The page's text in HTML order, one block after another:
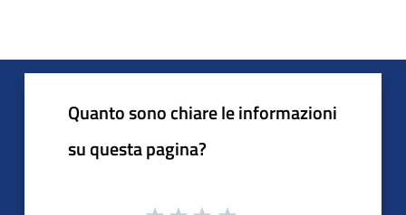
Quanto sono chiare le informazioni
su questa pagina?